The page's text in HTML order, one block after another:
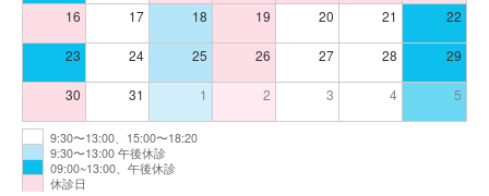
16 17 18 19 20 21 22
23 24 25 26 27 28 29
30 31 1 2 3 4 5
9:30〜13:00、15:00〜18:20
9:30〜13:00 午後休診
09:00~13:00、午後休診
休診日